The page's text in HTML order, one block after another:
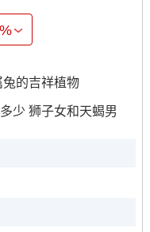
自己求升职的原因与
保持平合合自信。
签的过程中必须专注
%
的吉祥植物
少 狮子女和天蝎男